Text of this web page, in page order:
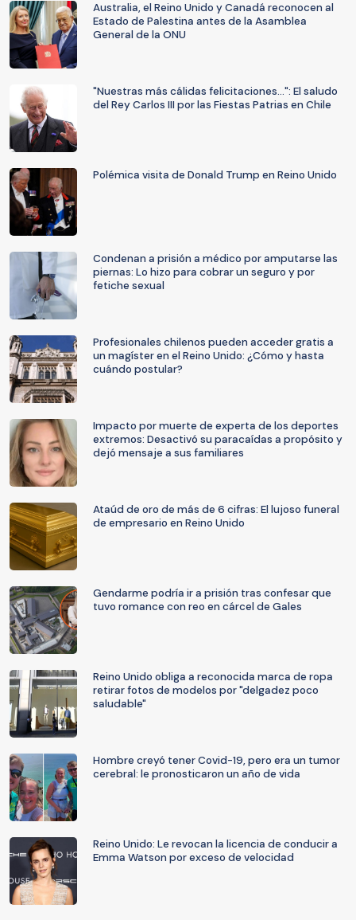
Australia, el Reino Unido y Canadá reconocen al
Estado de Palestina antes de la Asamblea
General de la ONU
"Nuestras más cálidas felicitaciones...": El saludo
del Rey Carlos III por las Fiestas Patrias en Chile
Polémica visita de Donald Trump en Reino Unido
Condenan a prisión a médico por amputarse las
piernas: Lo hizo para cobrar un seguro y por
fetiche sexual
Profesionales chilenos pueden acceder gratis a
un magíster en el Reino Unido: ¿Cómo y hasta
cuándo postular?
Impacto por muerte de experta de los deportes
extremos: Desactivó su paracaídas a propósito y
dejó mensaje a sus familiares
Ataúd de oro de más de 6 cifras: El lujoso funeral
de empresario en Reino Unido
Gendarme podría ir a prisión tras confesar que
tuvo romance con reo en cárcel de Gales
Reino Unido obliga a reconocida marca de ropa
retirar fotos de modelos por "delgadez poco
saludable"
Hombre creyó tener Covid-19, pero era un tumor
cerebral: le pronosticaron un año de vida
Reino Unido: Le revocan la licencia de conducir a
Emma Watson por exceso de velocidad